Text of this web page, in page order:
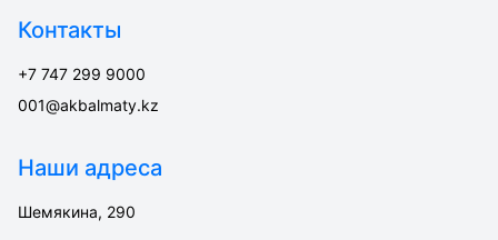
Контакты
+7 747 299 9000
001@akbalmaty.kz
Наши адреса
Шемякина, 290